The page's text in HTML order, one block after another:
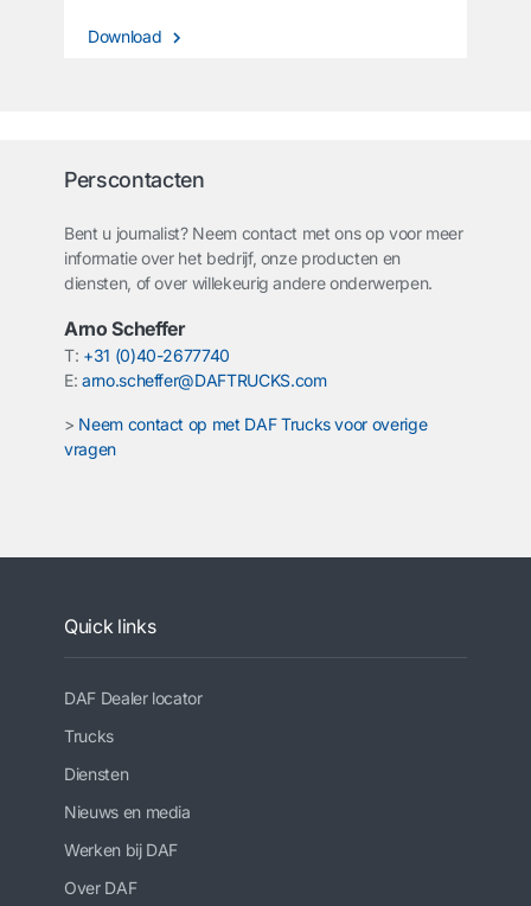
Download
Perscontacten
Bent u journalist? Neem contact met ons op voor meer
informatie over het bedrijf, onze producten en
diensten, of over willekeurig andere onderwerpen.
Arno Scheffer
T: +31 (0)40-2677740
E: arno.scheffer@DAFTRUCKS.com
> Neem contact op met DAF Trucks voor overige
vragen
Quick links
DAF Dealer locator
Trucks
Diensten
Nieuws en media
Werken bij DAF
Over DAF